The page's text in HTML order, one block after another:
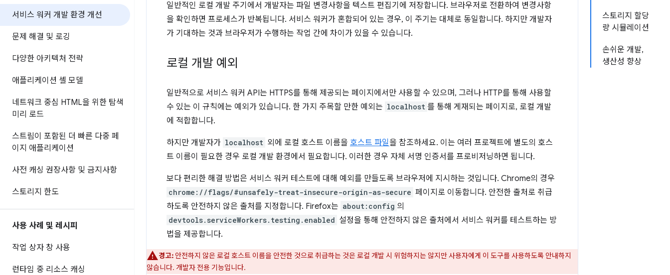
서비스 워커 개발 환경 개선
문제 해결 및 로깅
다양한 아키텍처 전략
애플리케이션 셸 모델
네트워크 중심 HTML을 위한 탐색
미리 로드
스트림이 포함된 더 빠른 다중 페
이지 애플리케이션
사전 캐싱 권장사항 및 금지사항
스토리지 한도
사용 사례 및 레시피
작업 상자 창 사용
런타임 중 리소스 캐싱
스토리지 할당
량 시뮬레이션
손쉬운 개발,
생산성 향상
일반적인 로컬 개발 주기에서 개발자는 파일 변경사항을 텍스트 편집기에 저장합니다. 브라우저로 전환하여 변경사항
을 확인하면 프로세스가 반복됩니다. 서비스 워커가 혼합되어 있는 경우, 이 주기는 대체로 동일합니다. 하지만 개발자
가 기대하는 것과 브라우저가 수행하는 작업 간에 차이가 있을 수 있습니다.
로컬 개발 예외
일반적으로 서비스 워커 API는 HTTPS를 통해 제공되는 페이지에서만 사용할 수 있으며, 그러나 HTTP를 통해 사용할
수 있는 이 규칙에는 예외가 있습니다. 한 가지 주목할 만한 예외는 localhost 를 통해 게재되는 페이지로, 로컬 개발
에 적합합니다.
하지만 개발자가 localhost 외에 로컬 호스트 이름을 호스트 파일을 참조하세요. 이는 여러 프로젝트에 별도의 호스
트 이름이 필요한 경우 로컬 개발 환경에서 필요합니다. 이러한 경우 자체 서명 인증서를 프로비저닝하면 됩니다.
보다 편리한 해결 방법은 서비스 워커 테스트에 대해 예외를 만들도록 브라우저에 지시하는 것입니다. Chrome의 경우
chrome://flags/#unsafely-treat-insecure-origin-as-secure 페이지로 이동합니다. 안전한 출처로 취급
하도록 안전하지 않은 출처를 지정합니다. Firefox는 about:config 의
devtools.serviceWorkers.testing.enabled 설정을 통해 안전하지 않은 출처에서 서비스 워커를 테스트하는 방
법을 제공합니다.
경고: 안전하지 않은 로컬 호스트 이름을 안전한 것으로 취급하는 것은 로컬 개발 시 위험하지는 않지만 사용자에게 이 도구를 사용하도록 안내하지
않습니다. 개발자 전용 기능입니다.